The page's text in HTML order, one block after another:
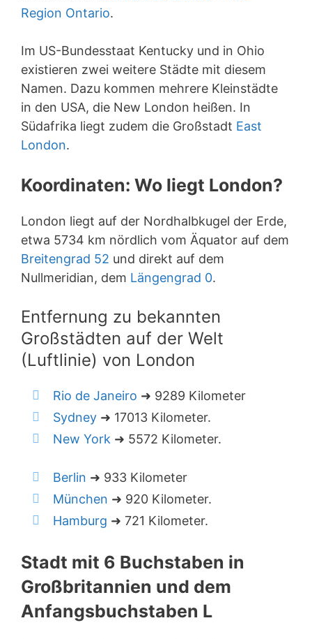
Region Ontario.
Im US-Bundesstaat Kentucky und in Ohio
existieren zwei weitere Städte mit diesem
Namen. Dazu kommen mehrere Kleinstädte
in den USA, die New London heißen. In
Südafrika liegt zudem die Großstadt East
London.
Koordinaten: Wo liegt London?
London liegt auf der Nordhalbkugel der Erde,
etwa 5734 km nördlich vom Äquator auf dem
Breitengrad 52 und direkt auf dem
Nullmeridian, dem Längengrad 0.
Entfernung zu bekannten
Großstädten auf der Welt
(Luftlinie) von London
Rio de Janeiro ➜ 9289 Kilometer
Sydney ➜ 17013 Kilometer.
New York ➜ 5572 Kilometer.
Berlin ➜ 933 Kilometer
München ➜ 920 Kilometer.
Hamburg ➜ 721 Kilometer.
Stadt mit 6 Buchstaben in
Großbritannien und dem
Anfangsbuchstaben L